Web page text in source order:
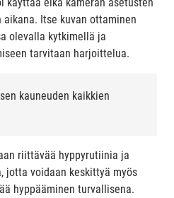
Itse kuvan ottaminen
olevalla kytkimellä ja
tarvitaan harjoittelua.
kauneuden kaikkien
riittävää hyppyrutiinia ja
jotta voidaan keskittyä myös
hyppääminen turvallisena.